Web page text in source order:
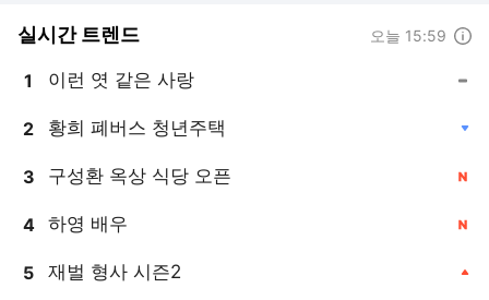
실시간 트렌드 오늘 15:59
1 이런 엿 같은 사랑
2 황희 폐버스 청년주택
3 구성환 옥상 식당 오픈
4 하영 배우
5 재벌 형사 시즌2